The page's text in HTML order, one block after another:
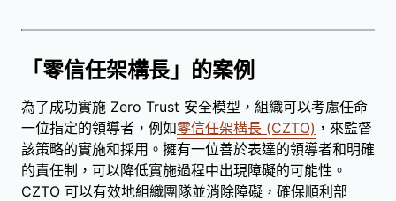
「零信任架構長」的案例
為了成功實施 Zero Trust 安全模型，組織可以考慮任命
一位指定的領導者，例如零信任架構長 (CZTO) ，來監督
該策略的實施和採用。擁有一位善於表達的領導者和明確
的責任制，可以降低實施過程中出現障礙的可能性。
CZTO 可以有效地組織團隊並消除障礙，確保順利部